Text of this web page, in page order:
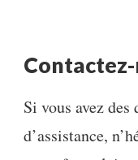
Contactez-
Si vous avez
d’assistance,